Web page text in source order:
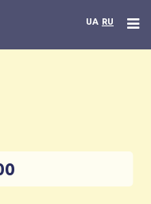
UA RU